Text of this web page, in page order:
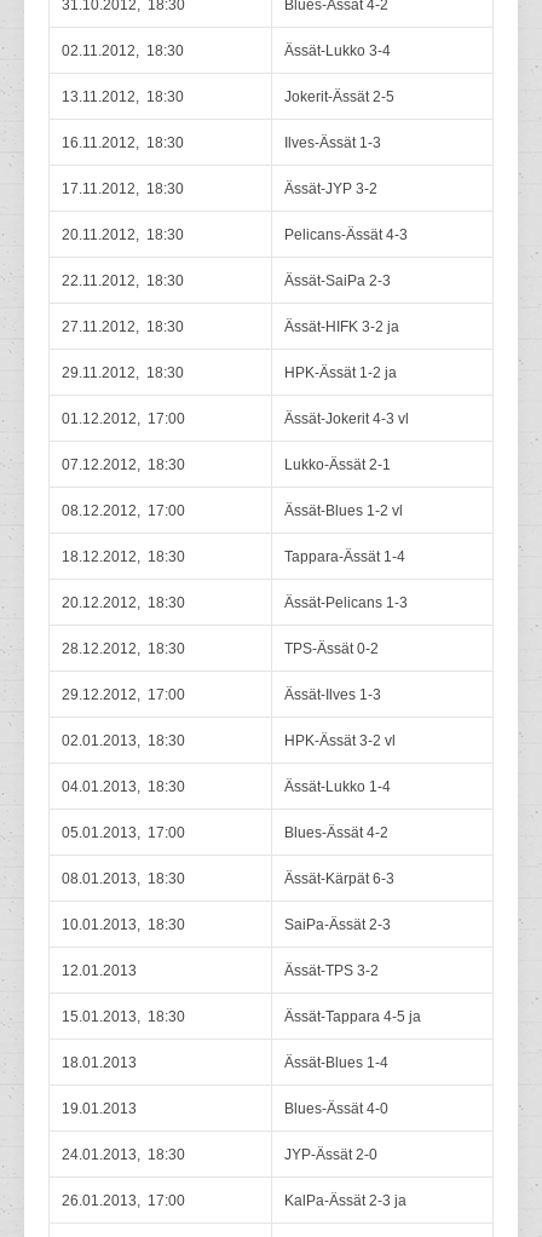
31.10.2012, 18:30 Blues-Ässät 4-2
02.11.2012, 18:30 Ässät-Lukko 3-4
13.11.2012, 18:30 Jokerit-Ässät 2-5
16.11.2012, 18:30 Ilves-Ässät 1-3
17.11.2012, 18:30 Ässät-JYP 3-2
20.11.2012, 18:30 Pelicans-Ässät 4-3
22.11.2012, 18:30 Ässät-SaiPa 2-3
27.11.2012, 18:30 Ässät-HIFK 3-2 ja
29.11.2012, 18:30 HPK-Ässät 1-2 ja
01.12.2012, 17:00 Ässät-Jokerit 4-3 vl
07.12.2012, 18:30 Lukko-Ässät 2-1
08.12.2012, 17:00 Ässät-Blues 1-2 vl
18.12.2012, 18:30 Tappara-Ässät 1-4
20.12.2012, 18:30 Ässät-Pelicans 1-3
28.12.2012, 18:30 TPS-Ässät 0-2
29.12.2012, 17:00 Ässät-Ilves 1-3
02.01.2013, 18:30 HPK-Ässät 3-2 vl
04.01.2013, 18:30 Ässät-Lukko 1-4
05.01.2013, 17:00 Blues-Ässät 4-2
08.01.2013, 18:30 Ässät-Kärpät 6-3
10.01.2013, 18:30 SaiPa-Ässät 2-3
12.01.2013 Ässät-TPS 3-2
15.01.2013, 18:30 Ässät-Tappara 4-5 ja
18.01.2013 Ässät-Blues 1-4
19.01.2013 Blues-Ässät 4-0
24.01.2013, 18:30 JYP-Ässät 2-0
26.01.2013, 17:00 KalPa-Ässät 2-3 ja